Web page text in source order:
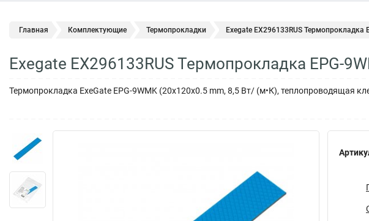
Главная Комплектующие Термопрокладки Exegate EX296133RUS Термопрокладка
Exegate EX296133RUS Термопрокладка EPG-
Термопрокладка ExeGate EPG-9WMK (20x120x0.5 mm, 8,5 Вт/ (м•К), теплопроводящая